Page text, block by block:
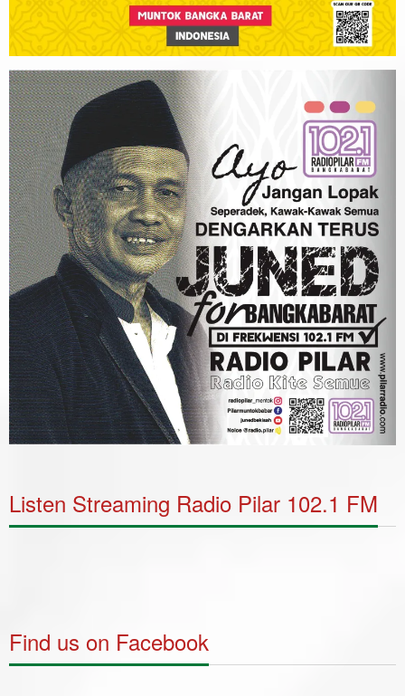
Listen Streaming Radio Pilar 102.1 FM
Find us on Facebook